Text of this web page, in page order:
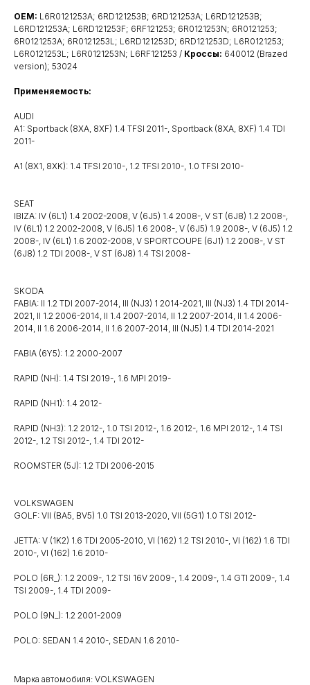
OEM: L6R0121253A; 6RD121253B; 6RD121253A; L6RD121253B;
L6RD121253A; L6RD121253F; 6RF121253; 6R0121253N; 6R0121253;
6R0121253A; 6R0121253L; L6RD121253D; 6RD121253D; L6R0121253;
L6R0121253L; L6R0121253N; L6RF121253 / Кроссы: 640012 (Brazed
version); 53024
Применяемость:
AUDI
A1: Sportback (8XA, 8XF) 1.4 TFSI 2011-, Sportback (8XA, 8XF) 1.4 TDI
2011-
A1 (8X1, 8XK): 1.4 TFSI 2010-, 1.2 TFSI 2010-, 1.0 TFSI 2010-
SEAT
IBIZA: IV (6L1) 1.4 2002-2008, V (6J5) 1.4 2008-, V ST (6J8) 1.2 2008-,
IV (6L1) 1.2 2002-2008, V (6J5) 1.6 2008-, V (6J5) 1.9 2008-, V (6J5) 1.2
2008-, IV (6L1) 1.6 2002-2008, V SPORTCOUPE (6J1) 1.2 2008-, V ST
(6J8) 1.2 TDI 2008-, V ST (6J8) 1.4 TSI 2008-
SKODA
FABIA: II 1.2 TDI 2007-2014, III (NJ3) 1 2014-2021, III (NJ3) 1.4 TDI 2014-
2021, II 1.2 2006-2014, II 1.4 2007-2014, II 1.2 2007-2014, II 1.4 2006-
2014, II 1.6 2006-2014, II 1.6 2007-2014, III (NJ5) 1.4 TDI 2014-2021
FABIA (6Y5): 1.2 2000-2007
RAPID (NH): 1.4 TSI 2019-, 1.6 MPI 2019-
RAPID (NH1): 1.4 2012-
RAPID (NH3): 1.2 2012-, 1.0 TSI 2012-, 1.6 2012-, 1.6 MPI 2012-, 1.4 TSI
2012-, 1.2 TSI 2012-, 1.4 TDI 2012-
ROOMSTER (5J): 1.2 TDI 2006-2015
VOLKSWAGEN
GOLF: VII (BA5, BV5) 1.0 TSI 2013-2020, VII (5G1) 1.0 TSI 2012-
JETTA: V (1K2) 1.6 TDI 2005-2010, VI (162) 1.2 TSI 2010-, VI (162) 1.6 TDI
2010-, VI (162) 1.6 2010-
POLO (6R_): 1.2 2009-, 1.2 TSI 16V 2009-, 1.4 2009-, 1.4 GTI 2009-, 1.4
TSI 2009-, 1.4 TDI 2009-
POLO (9N_): 1.2 2001-2009
POLO: SEDAN 1.4 2010-, SEDAN 1.6 2010-
Марка автомобиля: VOLKSWAGEN